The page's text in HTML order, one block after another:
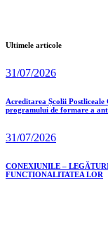
Ultimele articole
31/07/2026
Acreditarea Școlii
programului de formare a
31/07/2026
CONEXIUNILE –
FUNCȚIONALITATEA LOR